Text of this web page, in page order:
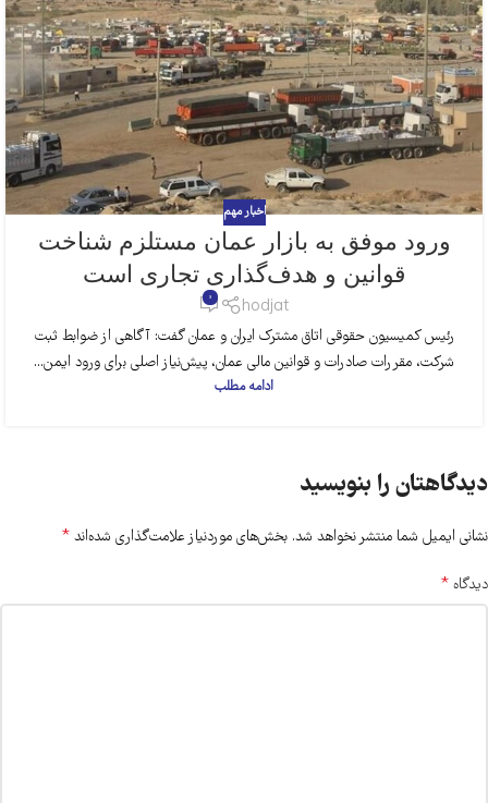
اخبار مهم
ورود موفق به بازار عمان مستلزم شناخت
قوانین و هدف‌گذاری تجاری است
hodjat
0
رئیس کمیسیون حقوقی اتاق مشترک ایران و عمان گفت: آگاهی از ضوابط ثبت
شرکت، مقررات صادرات و قوانین مالی عمان، پیش‌نیاز اصلی برای ورود ایمن...
ادامه مطلب
دیدگاهتان را بنویسید
نشانی ایمیل شما منتشر نخواهد شد. بخش‌های موردنیاز علامت‌گذاری شده‌اند *
دیدگاه *